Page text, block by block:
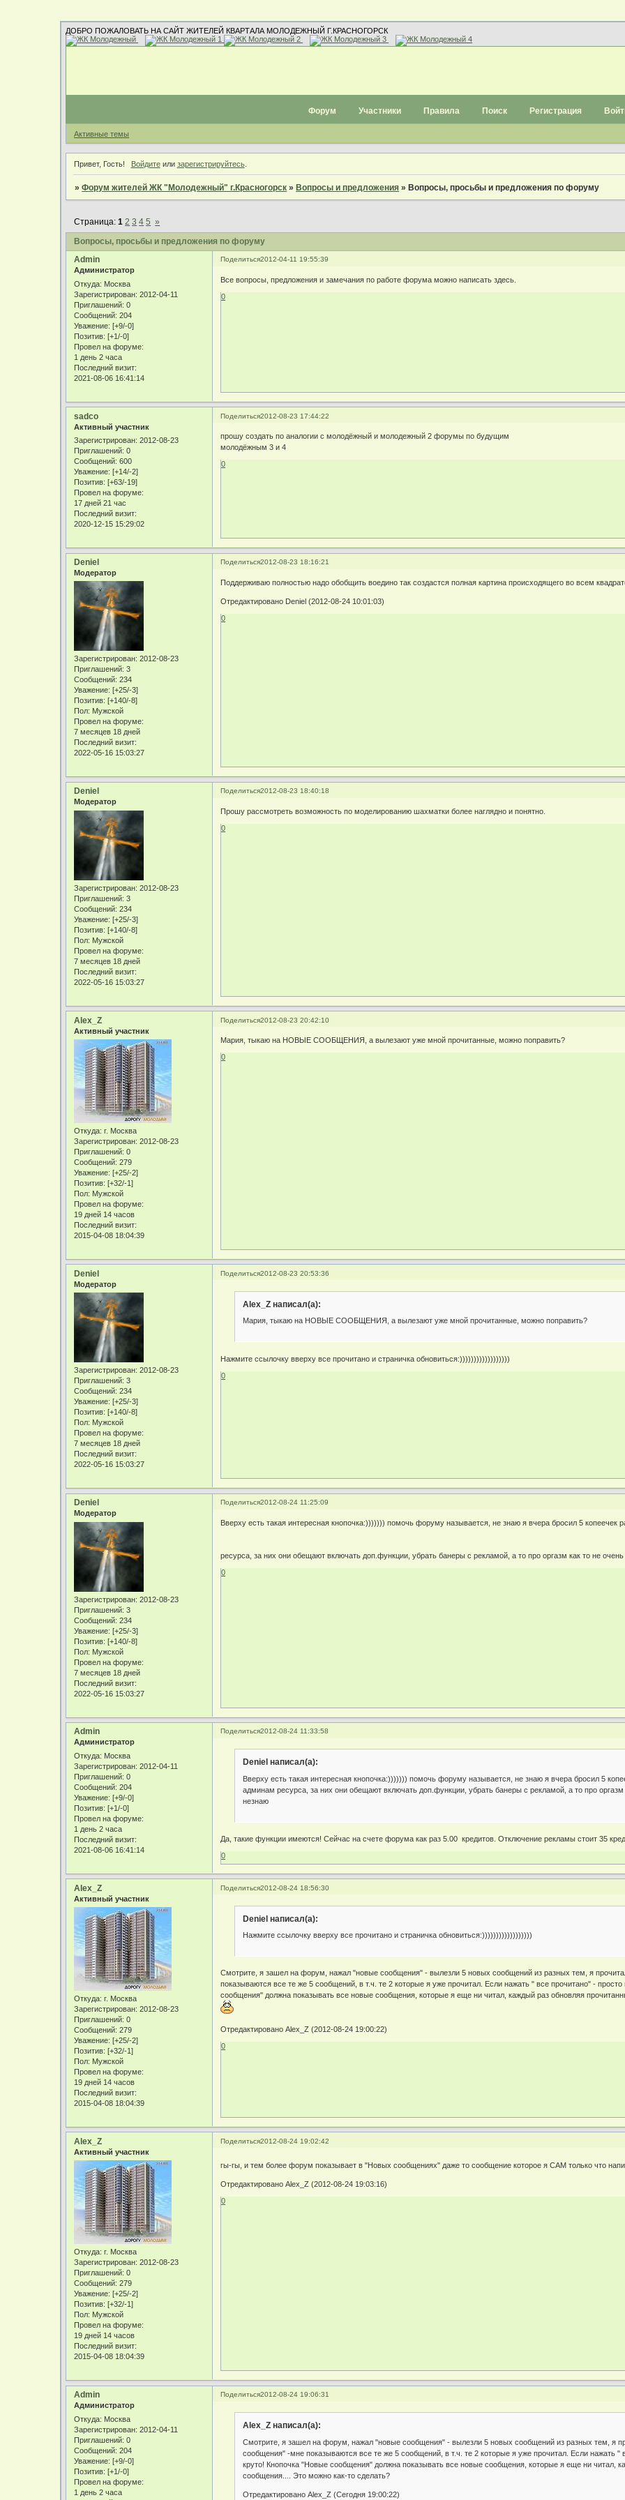
ДОБРО ПОЖАЛОВАТЬ НА САЙТ ЖИТЕЛЕЙ КВАРТАЛА МОЛОДЕЖНЫЙ Г.КРАСНОГОРСК
Форум Участники Правила Поиск Регистрация
Активные темы
Привет, Гость! Войдитеили зарегистрируйтесь.
»Форум жителей ЖК "Молодежный" г.Красногорск » Вопросы и предложения » Вопросы, просьбы и предложения по форуму
Вопросы, просьбы и предложения по форуму
Страница:1 2 3 4 5 »
Поделиться2012-04-11 19:55:39
Admin
Администратор
Откуда: Москва
Зарегистрирован: 2012-04-11
Приглашений: 0
Сообщений: 204
Уважение: [+9/-0]
Позитив: [+1/-0]
Провел на форуме:
1 день 2 часа
Последний визит:
2021-08-06 16:41:14
Все вопросы, предложения и замечания по работе форума можно написать здесь.
0
Поделиться2012-08-23 17:44:22
sadco
Активный участник
Зарегистрирован: 2012-08-23
Приглашений: 0
Сообщений: 600
Уважение: [+14/-2]
Позитив: [+63/-19]
Провел на форуме:
17 дней 21 час
Последний визит:
2020-12-15 15:29:02
прошу создать по аналогии с молодёжный и молодежный 2 форумы по будущим
молодёжным 3 и 4
0
Поделиться2012-08-23 18:16:21
Deniel
Модератор
Зарегистрирован: 2012-08-23
Приглашений: 3
Сообщений: 234
Уважение: [+25/-3]
Позитив: [+140/-8]
Пол: Мужской
Провел на форуме:
7 месяцев 18 дней
Последний визит:
2022-05-16 15:03:27
Поддерживаю полностью надо обобщить воедино так создастся полная картина происходящего во всем
Отредактировано Deniel (2012-08-24 10:01:03)
0
Поделиться2012-08-23 18:40:18
Deniel
Модератор
Зарегистрирован: 2012-08-23
Приглашений: 3
Сообщений: 234
Уважение: [+25/-3]
Позитив: [+140/-8]
Пол: Мужской
Провел на форуме:
7 месяцев 18 дней
Последний визит:
2022-05-16 15:03:27
Прошу рассмотреть возможность по моделированию шахматки более наглядно и понятно.
0
Поделиться2012-08-23 20:42:10
Alex_Z
Активный участник
Откуда: г. Москва
Зарегистрирован: 2012-08-23
Приглашений: 0
Сообщений: 279
Уважение: [+25/-2]
Позитив: [+32/-1]
Пол: Мужской
Провел на форуме:
19 дней 14 часов
Последний визит:
2015-04-08 18:04:39
Мария, тыкаю на НОВЫЕ СООБЩЕНИЯ, а вылезают уже мной прочитанные, можно поправить?
0
Поделиться2012-08-23 20:53:36
Deniel
Модератор
Зарегистрирован: 2012-08-23
Приглашений: 3
Сообщений: 234
Уважение: [+25/-3]
Позитив: [+140/-8]
Пол: Мужской
Провел на форуме:
7 месяцев 18 дней
Последний визит:
2022-05-16 15:03:27
Alex_Z написал(а):
Мария, тыкаю на НОВЫЕ СООБЩЕНИЯ, а вылезают уже мной прочитанные, можно поправить?
Нажмите ссылочку вверху все прочитано и страничка обновиться:))))))))))))))))))
0
Поделиться2012-08-24 11:25:09
Deniel
Модератор
Зарегистрирован: 2012-08-23
Приглашений: 3
Сообщений: 234
Уважение: [+25/-3]
Позитив: [+140/-8]
Пол: Мужской
Провел на форуме:
7 месяцев 18 дней
Последний визит:
2022-05-16 15:03:27
Вверху есть такая интересная кнопочка:))))))) помочь форуму называется, не знаю я вчера бросил 5 копеечек
ресурса, за них они обещают включать доп.функции, убрать банеры с рекламой, а то про оргазм как то не
0
Поделиться2012-08-24 11:33:58
Admin
Администратор
Откуда: Москва
Зарегистрирован: 2012-04-11
Приглашений: 0
Сообщений: 204
Уважение: [+9/-0]
Позитив: [+1/-0]
Провел на форуме:
1 день 2 часа
Последний визит:
2021-08-06 16:41:14
Deniel написал(а):
Вверху есть такая интересная кнопочка:))))))) помочь форуму называется, не знаю я вчера бросил 5
админам ресурса, за них они обещают включать доп.функции, убрать банеры с рекламой, а то про
незнаю
Да, такие функции имеются! Сейчас на счете форума как раз 5.00 кредитов. Отключение рекламы стоит 35
0
Поделиться2012-08-24 18:56:30
Alex_Z
Активный участник
Откуда: г. Москва
Зарегистрирован: 2012-08-23
Приглашений: 0
Сообщений: 279
Уважение: [+25/-2]
Позитив: [+32/-1]
Пол: Мужской
Провел на форуме:
19 дней 14 часов
Последний визит:
2015-04-08 18:04:39
Deniel написал(а):
Нажмите ссылочку вверху все прочитано и страничка обновиться:))))))))))))))))))
Смотрите, я зашел на форум, нажал "новые сообщения" - вылезли 5 новых сообщений из разных тем, я
показываются все те же 5 сообщений, в т.ч. те 2 которые я уже прочитал. Если нажать " все прочитано" -
сообщения" должна показывать все новые сообщения, которые я еще ни читал, каждый раз обновляя
Отредактировано Alex_Z (2012-08-24 19:00:22)
0
Поделиться2012-08-24 19:02:42
Alex_Z
Активный участник
Откуда: г. Москва
Зарегистрирован: 2012-08-23
Приглашений: 0
Сообщений: 279
Уважение: [+25/-2]
Позитив: [+32/-1]
Пол: Мужской
Провел на форуме:
19 дней 14 часов
Последний визит:
2015-04-08 18:04:39
гы-гы, и тем более форум показывает в "Новых сообщениях" даже то сообщение которое я САМ только что
Отредактировано Alex_Z (2012-08-24 19:03:16)
0
Поделиться2012-08-24 19:06:31
Admin
Администратор
Откуда: Москва
Зарегистрирован: 2012-04-11
Приглашений: 0
Сообщений: 204
Уважение: [+9/-0]
Позитив: [+1/-0]
Провел на форуме:
1 день 2 часа
Alex_Z написал(а):
Смотрите, я зашел на форум, нажал "новые сообщения" - вылезли 5 новых сообщений из разных тем, я
сообщения" -мне показываются все те же 5 сообщений, в т.ч. те 2 которые я уже прочитал. Если нажать
круто! Кнопочка "Новые сообщения" должна показывать все новые сообщения, которые я еще ни читал,
сообщения.... Это можно как-то сделать?
Отредактировано Alex_Z (Сегодня 19:00:22)